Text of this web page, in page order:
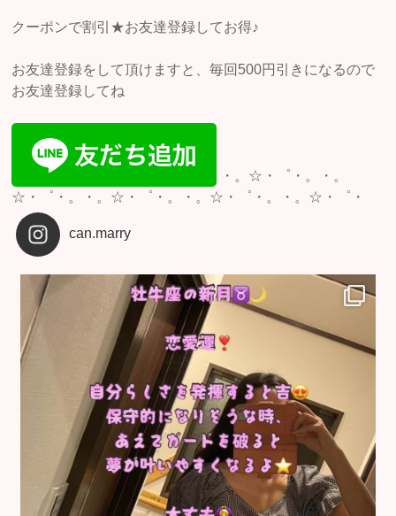
クーポンで割引★お友達登録してお得♪
お友達登録をして頂けますと、毎回500円引きになるので
お友達登録してね
・。☆・゜・。・。
☆・゜・。・。☆・゜・。・。☆・゜・。・。☆・゜・
can.marry